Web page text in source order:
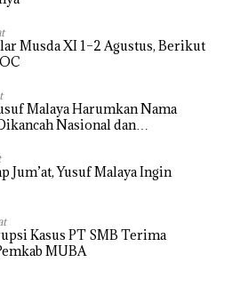
Musda XI 1–2 Agustus, Berikut
Nasional dan
Jum’at, Yusuf Malaya Ingin
Kasus PT SMB Terima
MUBA